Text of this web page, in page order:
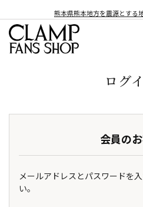
熊本県熊本地方を震源とする
ログ
会員の
メールアドレスとパスワードを
い。